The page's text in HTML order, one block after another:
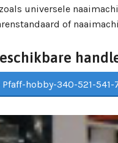
universele
of
Pfaff-hobby-340-521-